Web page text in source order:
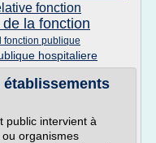
fonction
la fonction
fonction publique
hospitaliere
public intervient à
organismes